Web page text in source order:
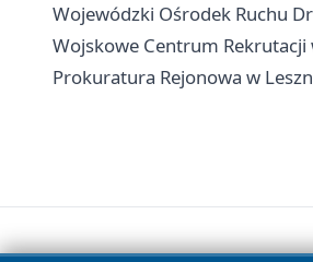
Wojewódzki Ośrodek Ruchu
Wojskowe Centrum Rekrutacji
Prokuratura Rejonowa w